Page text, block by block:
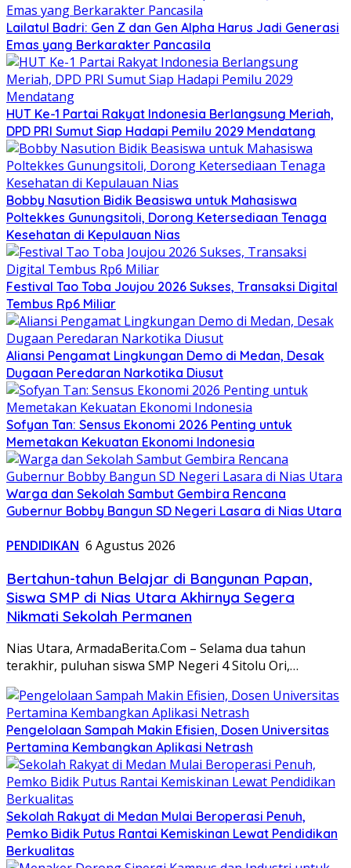
Lailatul Badri: Gen Z dan Gen Alpha Harus Jadi Generasi
Emas yang Berkarakter Pancasila
HUT Ke-1 Partai Rakyat Indonesia Berlangsung Meriah,
DPD PRI Sumut Siap Hadapi Pemilu 2029 Mendatang
Bobby Nasution Bidik Beasiswa untuk Mahasiswa
Poltekkes Gunungsitoli, Dorong Ketersediaan Tenaga
Kesehatan di Kepulauan Nias
Festival Tao Toba Joujou 2026 Sukses, Transaksi Digital
Tembus Rp6 Miliar
Aliansi Pengamat Lingkungan Demo di Medan, Desak
Dugaan Peredaran Narkotika Diusut
Sofyan Tan: Sensus Ekonomi 2026 Penting untuk
Memetakan Kekuatan Ekonomi Indonesia
Warga dan Sekolah Sambut Gembira Rencana
Gubernur Bobby Bangun SD Negeri Lasara di Nias Utara
PENDIDIKAN 6 Agustus 2026
Bertahun-tahun Belajar di Bangunan Papan,
Siswa SMP di Nias Utara Akhirnya Segera
Nikmati Sekolah Permanen
Nias Utara, ArmadaBerita.Com – Selama dua tahun
terakhir, puluhan siswa SMP Negeri 4 Sitolu Ori,…
Pengelolaan Sampah Makin Efisien, Dosen Universitas
Pertamina Kembangkan Aplikasi Netrash
Sekolah Rakyat di Medan Mulai Beroperasi Penuh,
Pemko Bidik Putus Rantai Kemiskinan Lewat Pendidikan
Berkualitas